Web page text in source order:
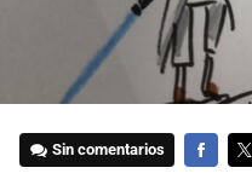
Sin comentarios